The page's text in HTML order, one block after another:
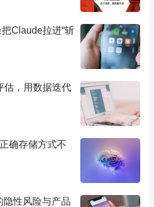
Claude拉进“斩
估，用数据迭代
确存储方式不
隐性风险与产品